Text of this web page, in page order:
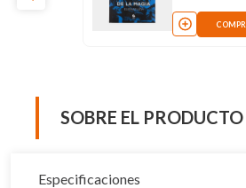
SOBRE EL PRODUCTO
Especificaciones